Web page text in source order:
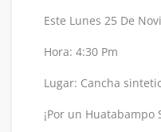
Este Lunes 25 De
Hora: 4:30 Pm
Lugar: Cancha
¡Por un Huatabampo